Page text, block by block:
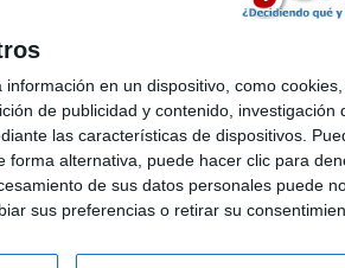
en un dispositivo, como
de publicidad y contenido, investigación
las características de dispositivos.
alternativa, puede hacer clic para
de sus datos personales puede
sus preferencias o retirar su
Quiénes somos|
Aviso legal|Politica de privacidad|
Compás Mediterráneo S.L.- Diego de